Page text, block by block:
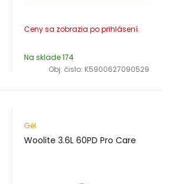
Na sklade 174
Obj. čislo: K5900627090529
Gél
Woolite 3.6L 60PD Pro Care